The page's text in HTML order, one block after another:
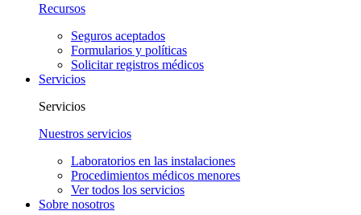
Recursos
Seguros aceptados
Formularios y políticas
Solicitar registros médicos
Servicios
Servicios
Nuestros servicios
Laboratorios en las instalaciones
Procedimientos médicos menores
Ver todos los servicios
Sobre nosotros